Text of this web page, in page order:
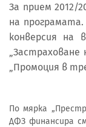
За прием 2012/
на
конверсия на
„Промоция в
По мярка
ДФЗ финансира